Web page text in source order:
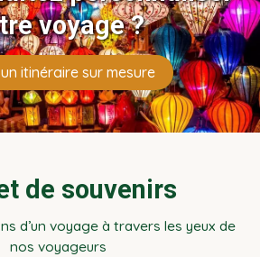
voyage ?
itinéraire sur mesure
de souvenirs
d’un voyage à travers les yeux de
nos voyageurs